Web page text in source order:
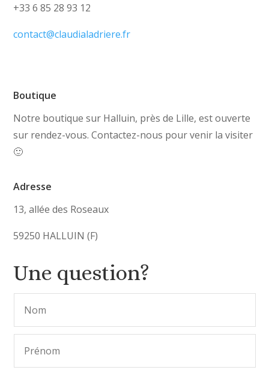
+33 6 85 28 93 12
contact@claudialadriere.fr
Boutique
Notre boutique sur Halluin, près de Lille, est ouverte
sur rendez-vous. Contactez-nous pour venir la visiter
🙂
Adresse
13, allée des Roseaux
59250 HALLUIN (F)
Une question?